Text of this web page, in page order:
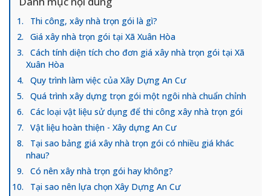
Thi công, xây nhà trọn gói là gì?
Giá xây nhà trọn gói tại Xã Xuân Hòa
Cách tính diện tích cho đơn giá xây nhà trọn gói tại Xã
Xuân Hòa
Quy trình làm việc của Xây Dựng An Cư
Quá trình xây dựng trọn gói một ngôi nhà chuẩn chỉnh
Các loại vật liệu sử dụng để thi công xây nhà trọn gói
Vật liệu hoàn thiện - Xây dựng An Cư
Tại sao bảng giá xây nhà trọn gói có nhiều giá khác
nhau?
Có nên xây nhà trọn gói hay không?
Tại sao nên lựa chọn Xây Dựng An Cư